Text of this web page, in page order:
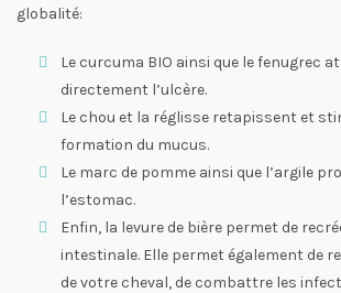
globalité:
Le curcuma BIO ainsi que le fenugrec
directement l’ulcère.
Le chou et la réglisse retapissent et
formation du mucus.
Le marc de pomme ainsi que l’argile
l’estomac.
Enfin, la levure de bière permet de
intestinale. Elle permet également de
de votre cheval, de combattre les